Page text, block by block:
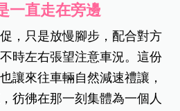
一直走在旁邊
，只是放慢腳步，配合對方
時左右張望注意車況。這份
讓來往車輛自然減速禮讓，
彷彿在那一刻集體為一個人